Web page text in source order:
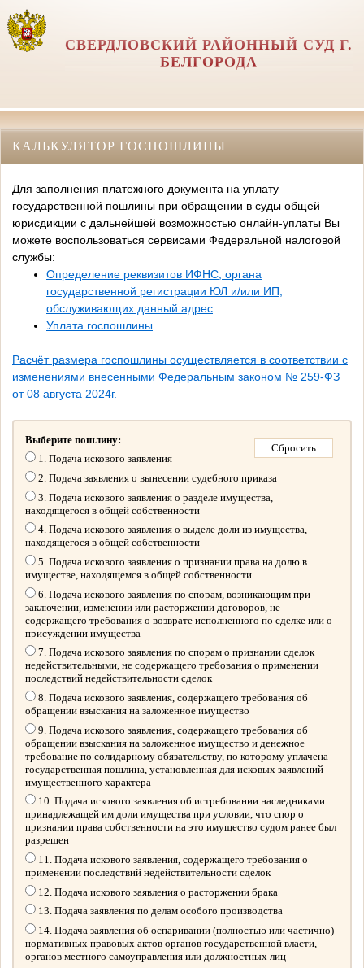
СВЕРДЛОВСКИЙ РАЙОННЫЙ СУД Г.
БЕЛГОРОДА
КАЛЬКУЛЯТОР ГОСПОШЛИНЫ
Для заполнения платежного документа на уплату
государственной пошлины при обращении в суды общей
юрисдикции с дальнейшей возможностью онлайн-уплаты Вы
можете воспользоваться сервисами Федеральной налоговой
службы:
Определение реквизитов ИФНС, органа
государственной регистрации ЮЛ и/или ИП,
обслуживающих данный адрес
Уплата госпошлины
Расчёт размера госпошлины осуществляется в соответствии с
изменениями внесенными Федеральным законом № 259-ФЗ
от 08 августа 2024г.
Выберите пошлину:
1. Подача искового заявления
2. Подача заявления о вынесении судебного приказа
3. Подача искового заявления о разделе имущества,
находящегося в общей собственности
4. Подача искового заявления о выделе доли из имущества,
находящегося в общей собственности
5. Подача искового заявления о признании права на долю в
имуществе, находящемся в общей собственности
6. Подача искового заявления по спорам, возникающим при
заключении, изменении или расторжении договоров, не
содержащего требования о возврате исполненного по сделке или о
присуждении имущества
7. Подача искового заявления по спорам о признании сделок
недействительными, не содержащего требования о применении
последствий недействительности сделок
8. Подача искового заявления, содержащего требования об
обращении взыскания на заложенное имущество
9. Подача искового заявления, содержащего требования об
обращении взыскания на заложенное имущество и денежное
требование по солидарному обязательству, по которому уплачена
государственная пошлина, установленная для исковых заявлений
имущественного характера
10. Подача искового заявления об истребовании наследниками
принадлежащей им доли имущества при условии, что спор о
признании права собственности на это имущество судом ранее был
разрешен
11. Подача искового заявления, содержащего требования о
применении последствий недействительности сделок
12. Подача искового заявления о расторжении брака
13. Подача заявления по делам особого производства
14. Подача заявления об оспаривании (полностью или частично)
нормативных правовых актов органов государственной власти,
органов местного самоуправления или должностных лиц